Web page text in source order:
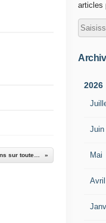
articles
2026
Juin
Mai
Avril